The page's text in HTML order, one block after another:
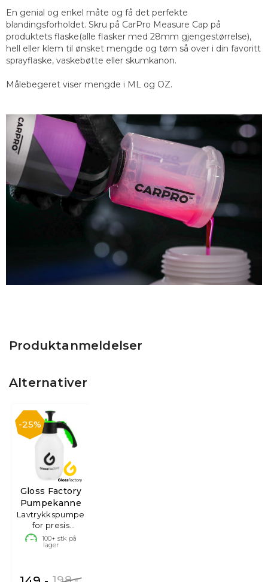
Produktanmeldelser
Alternativer
25%
Gloss Factory
Pumpekanne
Lavtrykkspumpe
for presis
påføring
100+ stk på
lager
En genial og enkel måte og få det perfekte
blandingsforholdet. Skru på CarPro Measure Cap på
produktets flaske(alle flasker med 28mm gjengestørrelse),
hell eller klem til ønsket mengde og tøm så over i din favoritt
sprayflaske, vaskebøtte eller skumkanon.
Målebegeret viser mengde i ML og OZ.